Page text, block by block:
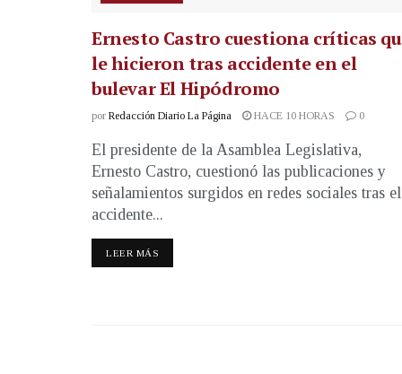
Ernesto Castro cuestiona críticas
le hicieron tras accidente en el
bulevar El Hipódromo
por Redacción Diario La Página HACE 10 HORAS 0
El presidente de la Asamblea Legislativa,
Ernesto Castro, cuestionó las publicaciones y
señalamientos surgidos en redes sociales tras el
accidente...
LEER MÁS